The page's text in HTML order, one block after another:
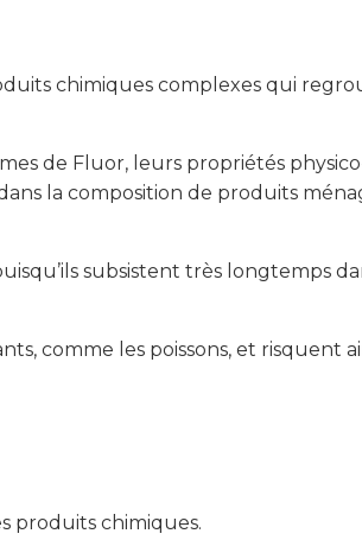
chimiques complexes qui
de Fluor, leurs propriétés
la composition de produits
subsistent très longtemps
comme les poissons, et risquent
produits chimiques.